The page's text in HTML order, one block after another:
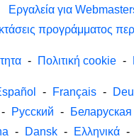
Εργαλεία για
προγράμματος
- Πολιτική cookie -
- Français -
- Русский - Беларуская
- Dansk - Ελληνικά -